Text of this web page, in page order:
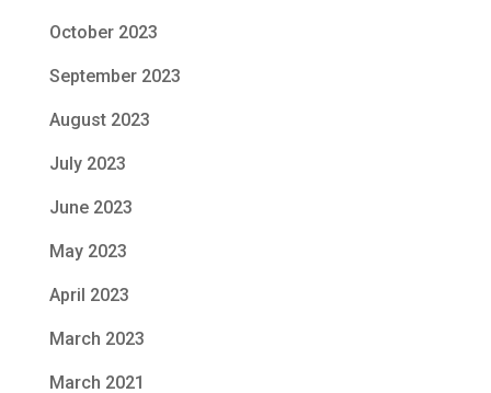
October 2023
September 2023
August 2023
July 2023
June 2023
May 2023
April 2023
March 2023
March 2021